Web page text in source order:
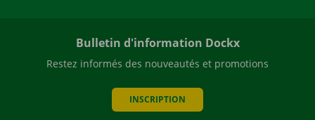
Bulletin d'information Dockx
Restez informés des nouveautés et promotions
INSCRIPTION